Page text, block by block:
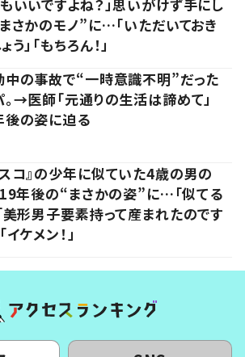
いいですよね？」思いがけず手にし
さかのモノ”に…「いただいておき
う」「もちろん！」
中の事故で“一時意識不明”だった
→医師「元通りの生活は諦めて」
後の姿に迫る
スコ』の少年に似ていた4歳の男の
19年後の“まさかの姿”に…「似てる
美形男子要素持って産まれたのです
イケメン！」